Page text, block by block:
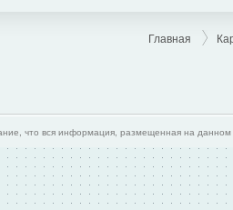
Главная
что вся информация, размещенная на данном